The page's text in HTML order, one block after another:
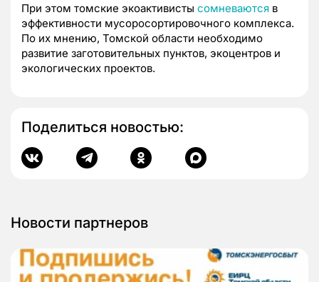
При этом томские экоактивисты сомневаются в
эффективности мусоросортировочного комплекса.
По их мнению, Томской области необходимо
развитие заготовительных пунктов, экоцентров и
экологических проектов.
Поделиться новостью:
Новости партнеров